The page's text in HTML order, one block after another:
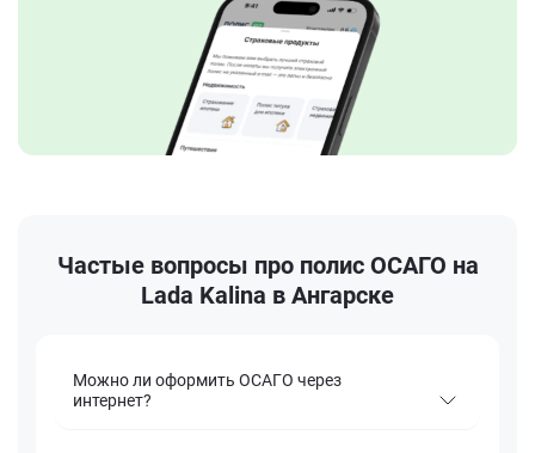
Частые вопросы про полис ОСАГО на
Lada Kalina в Ангарске
Можно ли оформить ОСАГО через
интернет?